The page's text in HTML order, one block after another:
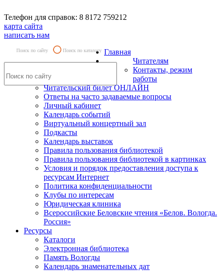
Телефон для справок: 8 8172 759212
карта сайта
написать нам
Поиск по сайту Поиск по каталогу Главная
Читателям
Контакты, режим
работы
Читательский билет ОНЛАЙН
Ответы на часто задаваемые вопросы
Личный кабинет
Календарь событий
Виртуальный концертный зал
Подкасты
Календарь выставок
Правила пользования библиотекой
Правила пользования библиотекой в картинках
Условия и порядок предоставления доступа к
ресурсам Интернет
Политика конфиденциальности
Клубы по интересам
Юридическая клиника
Всероссийские Беловские чтения «Белов. Вологда.
Россия»
Ресурсы
Каталоги
Электронная библиотека
Память Вологды
Календарь знаменательных дат